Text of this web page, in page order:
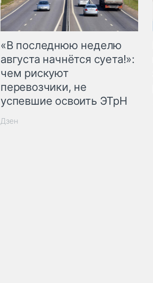
«В последнюю неделю
августа начнётся суета!»:
чем рискуют
перевозчики, не
успевшие освоить ЭТрН
Дзен